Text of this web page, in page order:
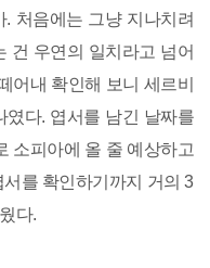
처음에는 그냥 지나치려
건 우연의 일치라고 넘어
어내 확인해 보니 세르비
였다. 엽서를 남긴 날짜를
소피아에 올 줄 예상하고
를 확인하기까지 거의 3
다.